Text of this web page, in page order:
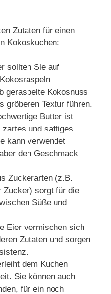
Zutaten für einen
Kokoskuchen:
sollten Sie auf
geraspelte Kokosnuss
gröberen Textur führen.
Butter ist
und saftiges
kann verwendet
den Geschmack
Zuckerarten (z.B.
Zucker) sorgt für die
Süße und
Eier vermischen sich
Zutaten und sorgen
dem Kuchen
Sie können auch
für ein noch